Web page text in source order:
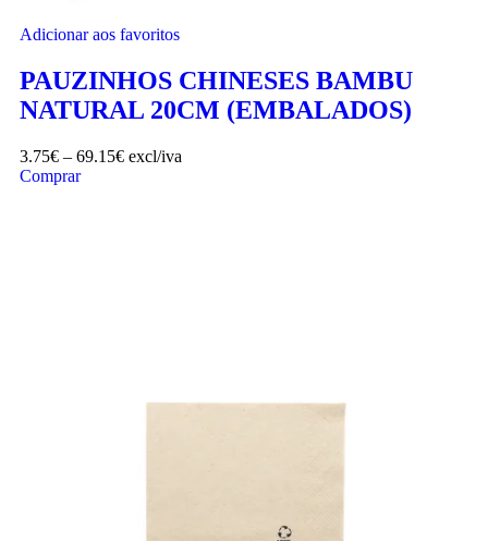
Adicionar aos favoritos
PAUZINHOS CHINESES BAMBU
NATURAL 20CM (EMBALADOS)
3.75€ – 69.15€ excl/iva
Comprar